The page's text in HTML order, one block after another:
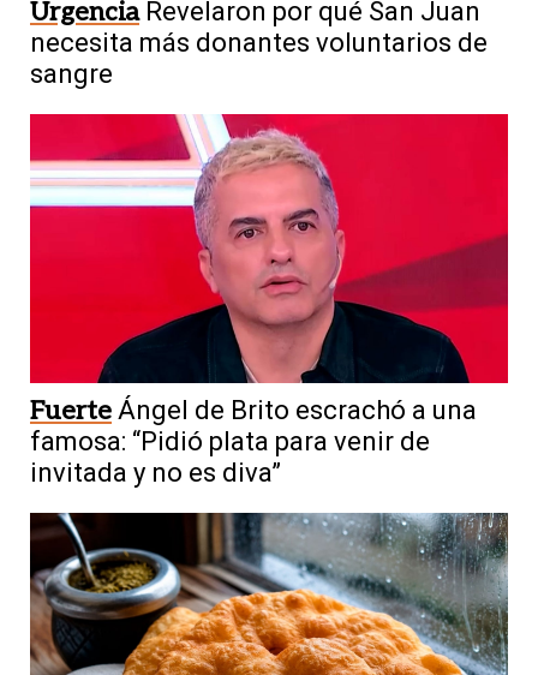
Urgencia Revelaron por qué San Juan
necesita más donantes voluntarios de
sangre
Fuerte Ángel de Brito escrachó a una
famosa: “Pidió plata para venir de
invitada y no es diva”